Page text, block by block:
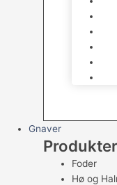
Gnaver
Foder
Hø og